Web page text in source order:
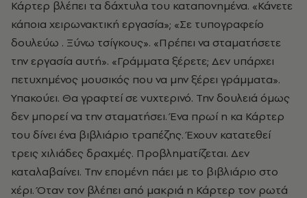
Κάρτερ βλέπει τα δάχτυλα του καταπονημένα. «Κάνετε
κάποια χειρωνακτική εργασία»; «Σε τυπογραφείο
δουλεύω . Ξύνω τσίγκους». «Πρέπει να σταματήσετε
την εργασία αυτή». «Γράμματα ξέρετε; Δεν υπάρχει
πετυχημένος μουσικός που να μην ξέρει γράμματα».
Υπακούει. Θα γραφτεί σε νυχτερινό. Την δουλειά όμως
δεν μπορεί να την σταματήσει. Ένα πρωί η κα Κάρτερ
του δίνει ένα βιβλιάριο τραπέζης. Έχουν κατατεθεί
τρεις χιλιάδες δραχμές. Προβληματίζεται. Δεν
καταλαβαίνει. Την επομένη πάει με το βιβλιάριο στο
χέρι. Όταν τον βλέπει από μακριά η Κάρτερ τον ρωτά